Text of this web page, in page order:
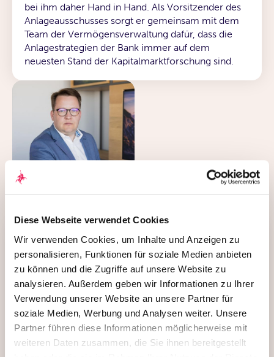
Diese Webseite verwendet Cookies
Wir verwenden Cookies, um Inhalte und Anzeigen zu
personalisieren, Funktionen für soziale Medien anbieten
zu können und die Zugriffe auf unsere Website zu
analysieren. Außerdem geben wir Informationen zu Ihrer
Verwendung unserer Website an unsere Partner für
soziale Medien, Werbung und Analysen weiter. Unsere
Partner führen diese Informationen möglicherweise mit
weiteren Daten zusammen, die Sie ihnen bereitgestellt
bei ihm daher Hand in Hand. Als Vorsitzender des
Anlageausschusses sorgt er gemeinsam mit dem
Team der Vermögensverwaltung dafür, dass die
Anlagestrategien der Bank immer auf dem
neuesten Stand der Kapitalmarktforschung sind.
Philipp Dobbert
Chefvolkswirt und Leiter
Anlagemanagement
Philipp Dobbert hat den Blick fürs große Ganze. Als
Chefvolkswirt der Quirin Privatbank und von
quirion beobachtet und analysiert er
gesamtwirtschaftliche und wirtschaftspolitische
Entwicklungen – und ordnet sie so ein, dass sie für